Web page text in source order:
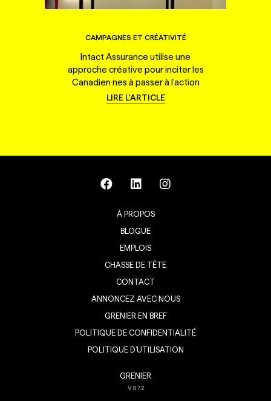
CAMPAGNES ET CRÉATIVITÉ
Intact Assurance utilise une
approche créative pour inciter les
Canadien·nes à passer à l'action
LIRE L'ARTICLE
À PROPOS
BLOGUE
EMPLOIS
CHASSE DE TÊTE
CONTACT
ANNONCEZ AVEC NOUS
GRENIER EN BREF
POLITIQUE DE CONFIDENTIALITÉ
POLITIQUE D’UTILISATION
GRENIER
V8.7.2